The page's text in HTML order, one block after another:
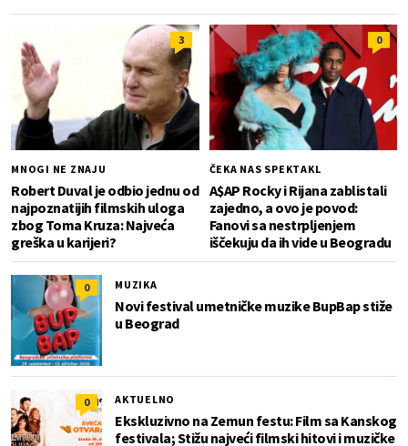
3
MNOGI NE ZNAJU
Robert Duval je odbio jednu od
najpoznatijih filmskih uloga
zbog Toma Kruza: Najveća
greška u karijeri?
0
ČEKA NAS SPEKTAKL
A$AP Rocky i Rijana zablistali
zajedno, a ovo je povod:
Fanovi sa nestrpljenjem
iščekuju da ih vide u Beogradu
0 MUZIKA
Novi festival umetničke muzike BupBap stiže
u Beograd
0 AKTUELNO
Ekskluzivno na Zemun festu: Film sa Kanskog
festivala; Stižu najveći filmski hitovi i muzičke